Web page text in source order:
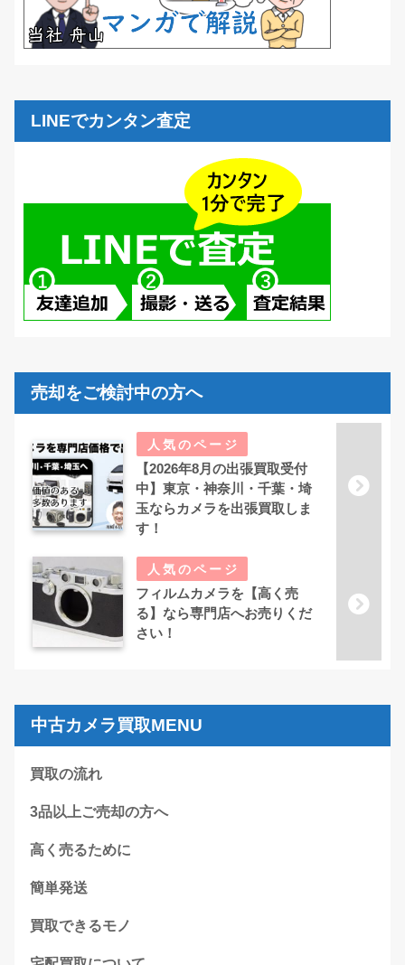
LINEでカンタン査定
売却をご検討中の方へ
【2026年8月の出張買取受付
中】東京・神奈川・千葉・埼
玉ならカメラを出張買取しま
す！
フィルムカメラを【高く売
る】なら専門店へお売りくだ
さい！
中古カメラ買取MENU
買取の流れ
3品以上ご売却の方へ
高く売るために
簡単発送
買取できるモノ